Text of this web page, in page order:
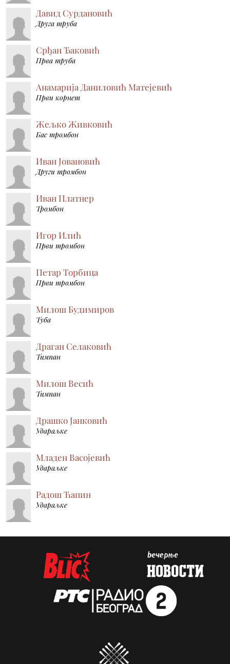
Давид Сурдановић
Друга труба
Срђан Ђаковић
Прва труба
Анамарија Даниловић Матејевић
Први корнет
Жељко Живковић
Бас тромбон
Иван Јовановић
Други тромбон
Иван Платнер
Тромбон
Игор Илић
Први тромбон
Петар Торбица
Први тромбон
Милош Будимиров
Туба
Драган Селаковић
Тимпан
Милош Весић
Тимпан
Драшко Јанковић
Удараљке
Младен Васојевић
Удараљке
Радош Ћапин
Удараљке